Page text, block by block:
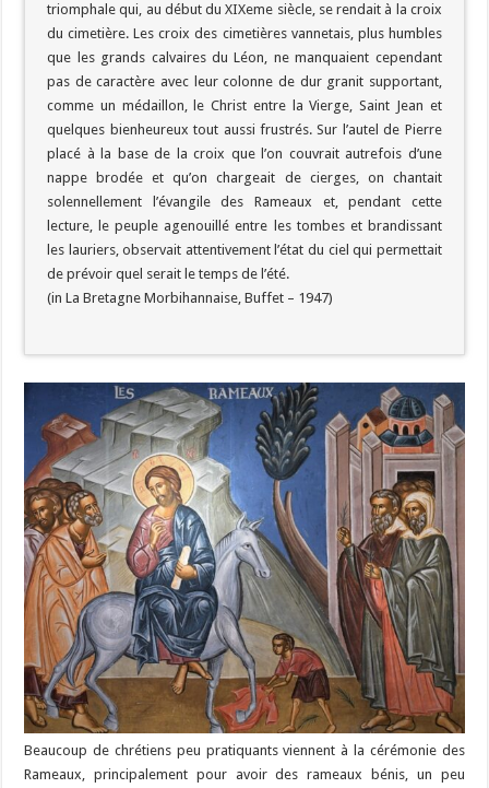
triomphale qui, au début du XIXeme siècle, se rendait à la croix
du cimetière. Les croix des cimetières vannetais, plus humbles
que les grands calvaires du Léon, ne manquaient cependant
pas de caractère avec leur colonne de dur granit supportant,
comme un médaillon, le Christ entre la Vierge, Saint Jean et
quelques bienheureux tout aussi frustrés. Sur l’autel de Pierre
placé à la base de la croix que l’on couvrait autrefois d’une
nappe brodée et qu’on chargeait de cierges, on chantait
solennellement l’évangile des Rameaux et, pendant cette
lecture, le peuple agenouillé entre les tombes et brandissant
les lauriers, observait attentivement l’état du ciel qui permettait
de prévoir quel serait le temps de l’été.
(in La Bretagne Morbihannaise, Buffet – 1947)
Beaucoup de chrétiens peu pratiquants viennent à la cérémonie des
Rameaux, principalement pour avoir des rameaux bénis, un peu